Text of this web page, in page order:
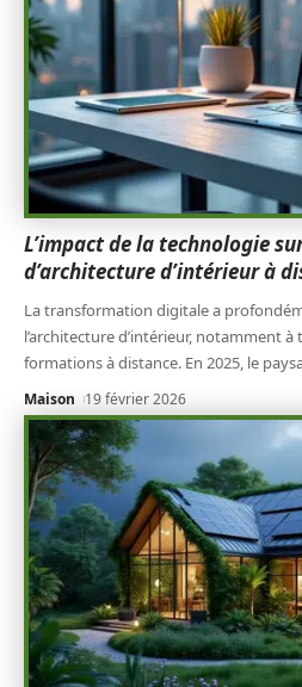
L’impact de la technologie
d’architecture d’intérieur à
La transformation digitale a
l’architecture d’intérieur, notamment à
formations à distance. En 2025, le
Maison 19 février 2026